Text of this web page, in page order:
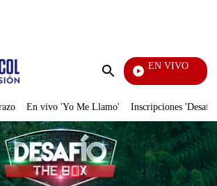
Enviar
EN VIVO
En vivo 'Yo Me Llamo' Inscripciones